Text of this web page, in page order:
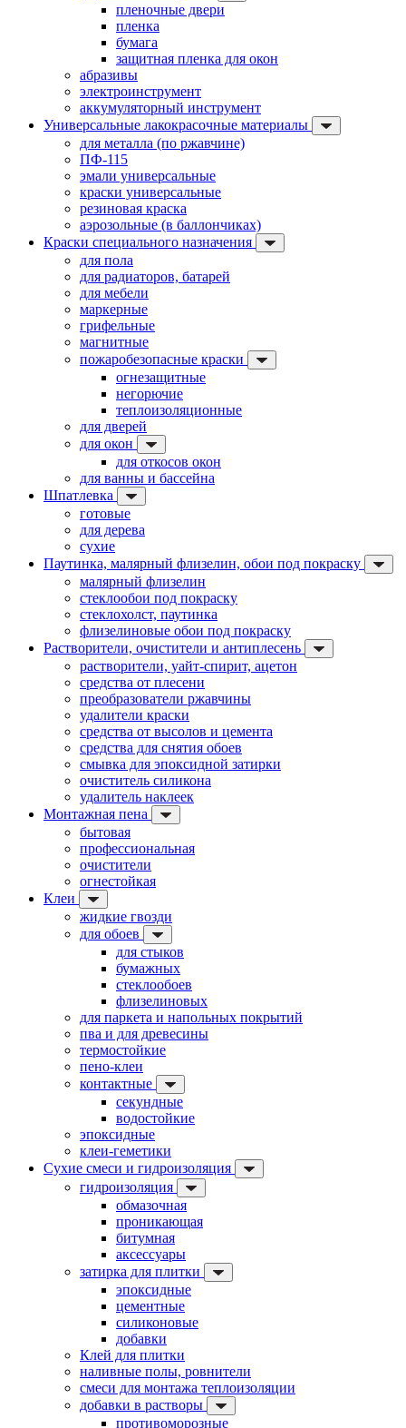
пленочные двери
пленка
бумага
защитная пленка для окон
абразивы
электроинструмент
аккумуляторный инструмент
Универсальные лакокрасочные материалы
для металла (по ржавчине)
ПФ-115
эмали универсальные
краски универсальные
резиновая краска
аэрозольные (в баллончиках)
Краски специального назначения
для пола
для радиаторов, батарей
для мебели
маркерные
грифельные
магнитные
пожаробезопасные краски
огнезащитные
негорючие
теплоизоляционные
для дверей
для окон
для откосов окон
для ванны и бассейна
Шпатлевка
готовые
для дерева
сухие
Паутинка, малярный флизелин, обои под покраску
малярный флизелин
стеклообои под покраску
стеклохолст, паутинка
флизелиновые обои под покраску
Растворители, очистители и антиплесень
растворители, уайт-спирит, ацетон
средства от плесени
преобразователи ржавчины
удалители краски
средства от высолов и цемента
средства для снятия обоев
смывка для эпоксидной затирки
очиститель силикона
удалитель наклеек
Монтажная пена
бытовая
профессиональная
очистители
огнестойкая
Клеи
жидкие гвозди
для обоев
для стыков
бумажных
стеклообоев
флизелиновых
для паркета и напольных покрытий
пва и для древесины
термостойкие
пено-клеи
контактные
секундные
водостойкие
эпоксидные
клеи-геметики
Сухие смеси и гидроизоляция
гидроизоляция
обмазочная
проникающая
битумная
аксессуары
затирка для плитки
эпоксидные
цементные
силиконовые
добавки
Клей для плитки
наливные полы, ровнители
смеси для монтажа теплоизоляции
добавки в растворы
противоморозные